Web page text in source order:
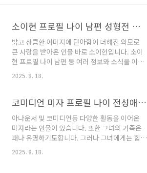
소이현 프로필 나이 남편 성형전 딸 인교진
밝고 상큼한 이미지에 단아함이 더해진 외모로
큰 사랑을 받아온 인물 바로 소이현입니다. 소이
현 프로필 나이 남편 등 여러 정보와 소식을 이번
글에서 소개해 드립니다. 소이현은 2001년 슈퍼
모델 선발대회를 통해 연예계에 첫발을 내디딘
8월 28일 전라북도 전주시 삼천동에서 태어났습
40~41세의 나이가 되었습니다. 현재 대한민국
국적을 가지고 있으며 본관은 풍양 조씨입니다.
그녀의 신체 조건은 키 170cm, 혈액형 A형, 신
발 사이즈 250mm입니다. 가족으로는 아버지
2025. 8. 18.
코미디언 미자 프로필 나이 전성애 장광 딸 미자 남편
아나운서 및 코미디언등 다양한 활동을 이어온
미자라는 인물이 있습니다. 또한 그녀의 가족은
꽤나 유명하기도합니다. 그러나 그녀에게는 힘든
시간도 있었으며 지금부터 미자 인물을 안내해
드립니다. 미자는 대한민국의 전 아나운서이자
2025. 8. 18.